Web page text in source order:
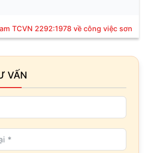
TCVN 2292:1978 về công việc sơn
VẤN